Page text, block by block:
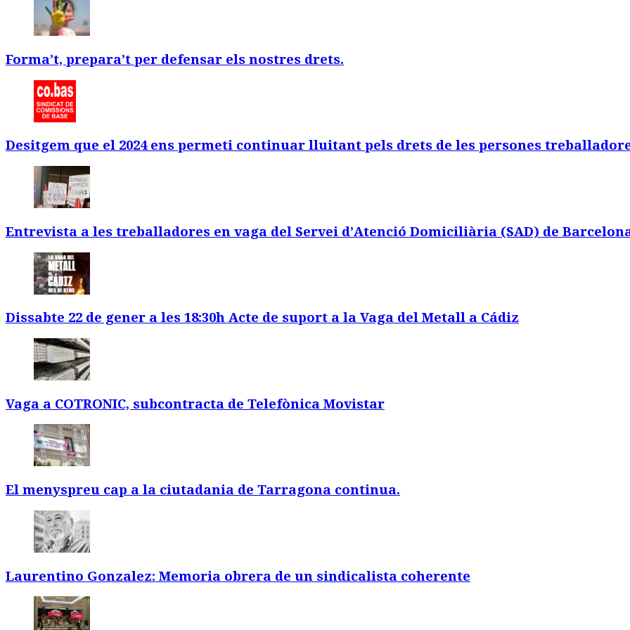
Forma’t, prepara’t per defensar els nostres drets.
Desitgem que el 2024 ens permeti continuar lluitant pels drets de les persones
Entrevista a les treballadores en vaga del Servei d’Atenció Domiciliària (SAD) de
Dissabte 22 de gener a les 18:30h Acte de suport a la Vaga del Metall a Cádiz
Vaga a COTRONIC, subcontracta de Telefònica Movistar
El menyspreu cap a la ciutadania de Tarragona continua.
Laurentino Gonzalez: Memoria obrera de un sindicalista coherente